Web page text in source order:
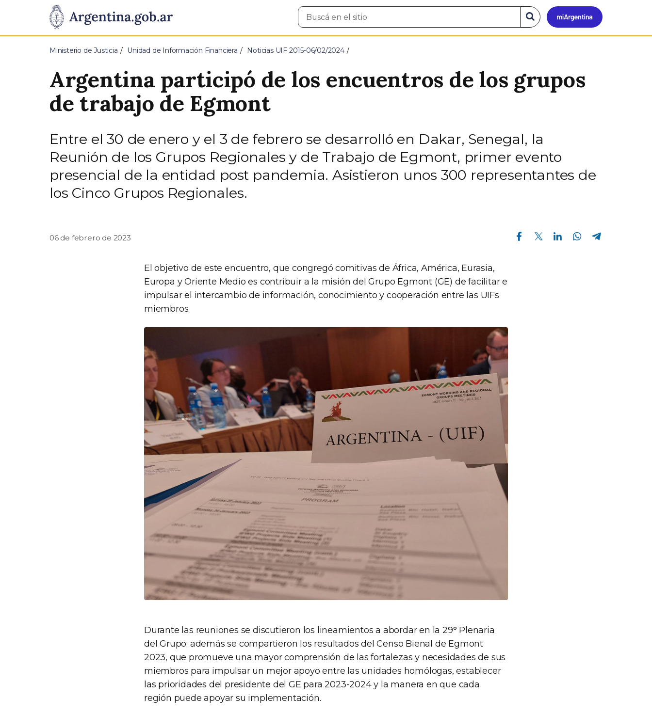
Presidencia
de
Pasar al contenido principal
Mi
Buscar
en
Buscar
en
el
Ministerio de Justicia Unidad de Información Financiera Noticias UIF 2015-06/02/2024
Argentina participó de los encuentros de los grupos
de trabajo de Egmont
Entre el 30 de enero y el 3 de febrero se desarrolló en Dakar, Senegal, la
Reunión de los Grupos Regionales y de Trabajo de Egmont, primer evento
presencial de la entidad post pandemia. Asistieron unos 300 representantes de
los Cinco Grupos Regionales.
06 de febrero de 2023
Compartir en Facebook Compartir en Twitter Compartir en Linkedin Compartir en Whatsapp
El objetivo de este encuentro, que congregó comitivas de África, América, Eurasia,
Europa y Oriente Medio es contribuir a la misión del Grupo Egmont (GE) de facilitar e
impulsar el intercambio de información, conocimiento y cooperación entre las UIFs
miembros.
Durante las reuniones se discutieron los lineamientos a abordar en la 29° Plenaria
del Grupo; además se compartieron los resultados del Censo Bienal de Egmont
2023, que promueve una mayor comprensión de las fortalezas y necesidades de sus
miembros para impulsar un mejor apoyo entre las unidades homólogas, establecer
las prioridades del presidente del GE para 2023-2024 y la manera en que cada
región puede apoyar su implementación.